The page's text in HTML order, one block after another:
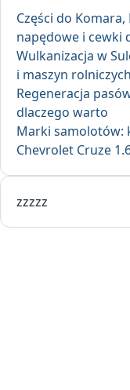
Części do
napędowe i cewki
Wulkanizacja w
i maszyn rolniczych
Regeneracja
dlaczego warto
Marki samolotów:
Chevrolet Cruze
zzzzz